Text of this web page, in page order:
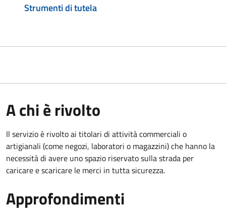
Strumenti di tutela
A chi è rivolto
Il servizio è rivolto ai titolari di attività commerciali o
artigianali (come negozi, laboratori o magazzini) che hanno la
necessità di avere uno spazio riservato sulla strada per
caricare e scaricare le merci in tutta sicurezza.
Approfondimenti